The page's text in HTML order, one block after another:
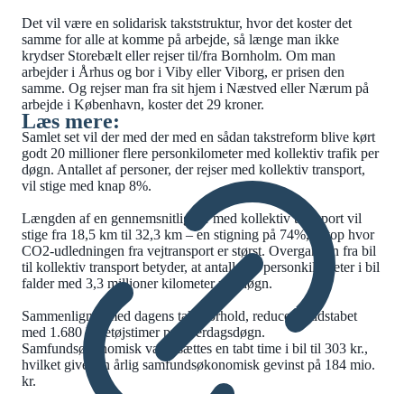
Det vil være en solidarisk takststruktur, hvor det koster det
samme for alle at komme på arbejde, så længe man ikke
krydser Storebælt eller rejser til/fra Bornholm. Om man
arbejder i Århus og bor i Viby eller Viborg, er prisen den
samme. Og rejser man fra sit hjem i Næstved eller Nærum på
arbejde i København, koster det 29 kroner.
Samlet set vil der med der med en sådan takstreform blive kørt
godt 20 millioner flere personkilometer med kollektiv trafik per
døgn. Antallet af personer, der rejser med kollektiv transport,
vil stige med knap 8%.
Længden af en gennemsnitlig tur med kollektiv transport vil
stige fra 18,5 km til 32,3 km – en stigning på 74%, netop hvor
CO2-udledningen fra vejtransport er størst. Overgangen fra bil
til kollektiv transport betyder, at antallet af personkilometer i bil
falder med 3,3 millioner kilometer per døgn.
Sammenlignet med dagens takstforhold, reduceres tidstabet
med 1.680 køretøjstimer pr. hverdagsdøgn.
Samfundsøkonomisk værdisættes en tabt time i bil til 303 kr.,
hvilket giver en årlig samfundsøkonomisk gevinst på 184 mio.
kr.
Læs mere: